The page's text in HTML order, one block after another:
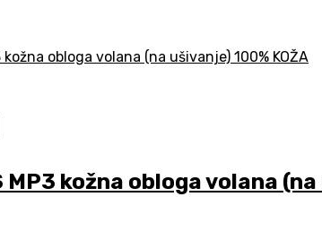
MP3 kožna obloga volana